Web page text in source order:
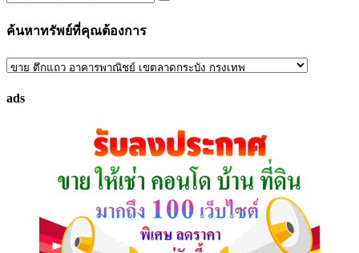
ค้นหาทรัพย์ที่คุณต้องการ
ค้นหา
ที่
ads